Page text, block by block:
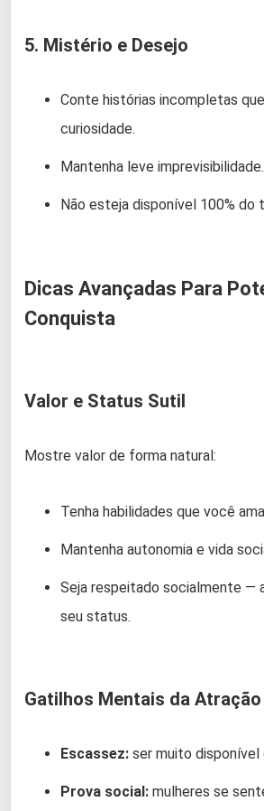
5. Mistério e Desejo
Conte histórias incompletas
curiosidade.
Mantenha leve imprevisibilidade.
Não esteja disponível 100% do
Dicas Avançadas Para
Conquista
Valor e Status Sutil
Mostre valor de forma natural:
Tenha habilidades que você
Mantenha autonomia e vida
Seja respeitado socialmente —
seu status.
Gatilhos Mentais da Atração
Escassez: ser muito disponível
Prova social: mulheres se